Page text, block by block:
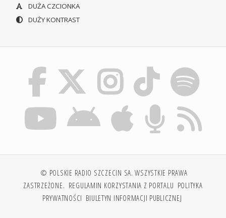
DUŻA CZCIONKA
DUŻY KONTRAST
© POLSKIE RADIO SZCZECIN SA. WSZYSTKIE PRAWA
ZASTRZEŻONE. REGULAMIN KORZYSTANIA Z PORTALU POLITYKA
PRYWATNOŚCI BIULETYN INFORMACJI PUBLICZNEJ